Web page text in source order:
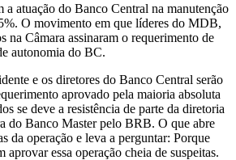
a atuação do Banco Central na manutenção
O movimento em que líderes do MDB,
na Câmara assinaram o requerimento de
autonomia do BC.
e os diretores do Banco Central serão
aprovado pela maioria absoluta
se deve a resistência de parte da diretoria
do Banco Master pelo BRB. O que abre
da operação e leva a perguntar: Porque
aprovar essa operação cheia de suspeitas.